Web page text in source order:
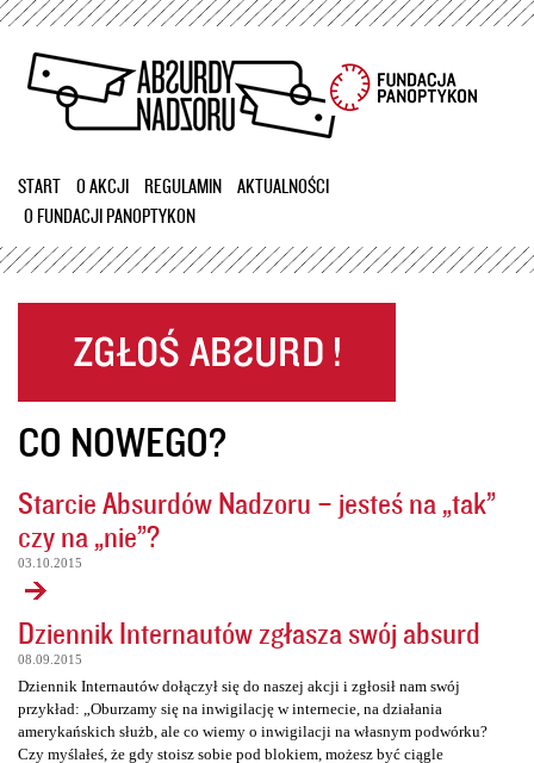
Przejdź
treści
START O AKCJI REGULAMIN
AKTUALNOŚCI
O FUNDACJI PANOPTYKON
CO NOWEGO?
Starcie Absurdów Nadzoru – jesteś na „tak”
czy na „nie”?
03.10.2015
Dziennik Internautów zgłasza swój absurd
08.09.2015
Dziennik Internautów dołączył się do naszej akcji i zgłosił nam swój
przykład: „Oburzamy się na inwigilację w internecie, na działania
amerykańskich służb, ale co wiemy o inwigilacji na własnym podwórku?
Czy myślałeś, że gdy stoisz sobie pod blokiem, możesz być ciągle